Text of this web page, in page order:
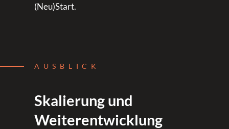
(Neu)Start.
AUSBLICK
Skalierung und
Weiterentwicklung